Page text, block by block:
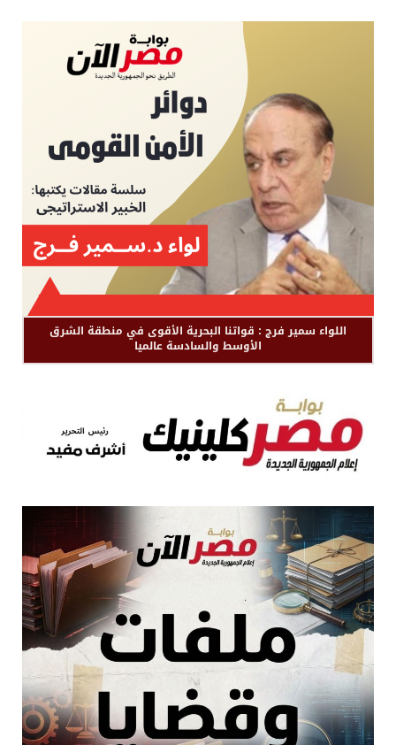
اللواء سمير فرج : قواتنا البحرية الأقوى في منطقة الشرق
الأوسط والسادسة عالميا